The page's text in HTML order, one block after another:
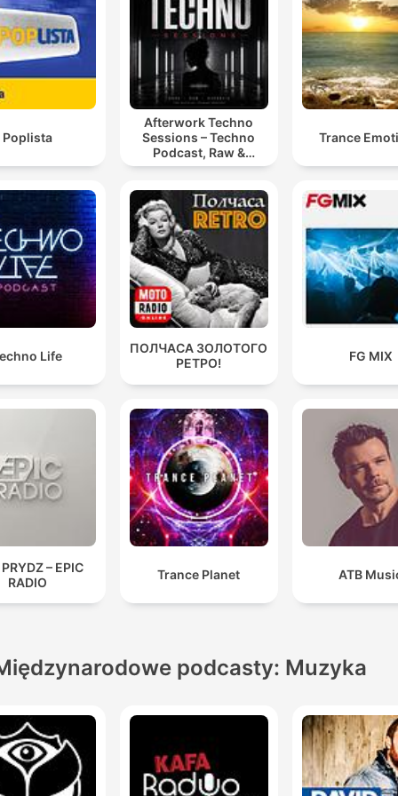
Poplista
Afterwork Techno
Sessions – Techno
Podcast, Raw &
Hypnotic Techno
Trance
Life
ПОЛЧАСА ЗОЛОТОГО
РЕТРО!
FG MIX
– EPIC
RADIO
Trance Planet ATB
podcasty: Muzyka